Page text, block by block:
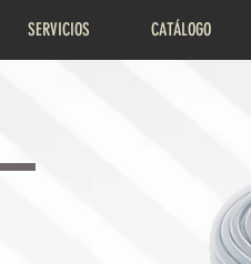
SERVICIOS CATÁLOGO